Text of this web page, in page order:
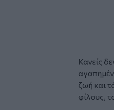
Κανείς
ζωή και
φίλους,